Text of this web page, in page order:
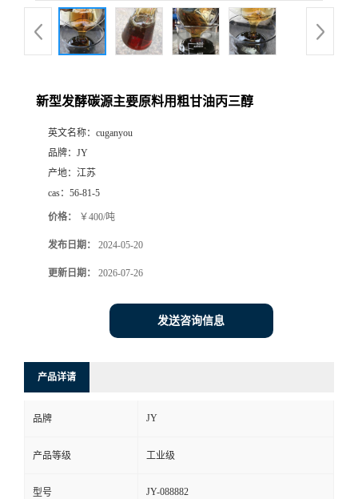
新型发酵碳源主要原料用粗甘油丙三醇
英文名称： cuganyou
品牌： JY
产地： 江苏
cas： 56-81-5
价格： ￥400/吨
发布日期： 2024-05-20
更新日期： 2026-07-26
发送咨询信息
产品详请
品牌 JY
产品等级 工业级
型号 JY-088882